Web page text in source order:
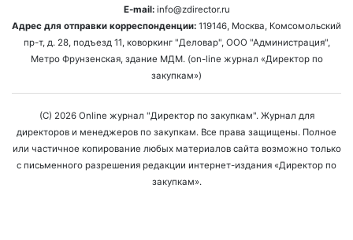
E-mail:info@zdirector.ru
Адрес для отправки корреспонденции: 119146, Москва, Комсомольский
пр-т, д. 28, подъезд 11, коворкинг "Деловар", ООО "Администрация",
Метро Фрунзенская, здание МДМ. (on-line журнал «Директор по
закупкам»)
(C) 2026 Online журнал "Директор по закупкам". Журнал для
директоров и менеджеров по закупкам. Все права защищены. Полное
или частичное копирование любых материалов сайта возможно только
с письменного разрешения редакции интернет-издания «Директор по
закупкам».